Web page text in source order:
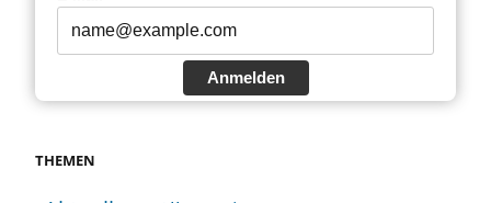
Anmelden
THEMEN